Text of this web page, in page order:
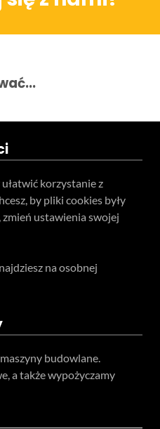
korzystanie z
by pliki cookies były
ustawienia swojej
na osobnej
budowlane.
a także wypożyczamy